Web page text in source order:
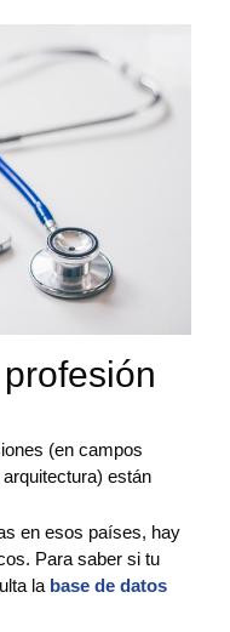
(en campos
están
en esos países, hay
Para saber si tu
la base de datos